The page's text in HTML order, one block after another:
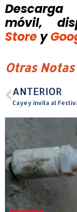
móvil,
Store y
Otras Notas
ANTERIOR